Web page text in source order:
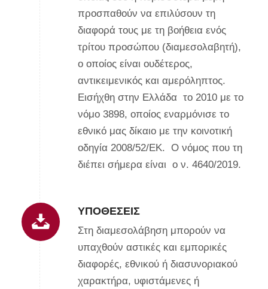
προσπαθούν να επιλύσουν τη
διαφορά τους με τη βοήθεια ενός
τρίτου προσώπου (διαμεσολαβητή),
ο οποίος είναι ουδέτερος,
αντικειμενικός και αμερόληπτος.
Εισήχθη στην Ελλάδα το 2010 με το
νόμο 3898, οποίος εναρμόνισε το
εθνικό μας δίκαιο με την κοινοτική
οδηγία 2008/52/ΕΚ. Ο νόμος που τη
διέπει σήμερα είναι ο ν. 4640/2019.
ΥΠΟΘΈΣΕΙΣ
Στη διαμεσολάβηση μπορούν να
υπαχθούν αστικές και εμπορικές
διαφορές, εθνικού ή διασυνοριακού
χαρακτήρα, υφιστάμενες ή